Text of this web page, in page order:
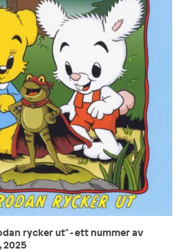
rycker ut" - ett nummer av
2025